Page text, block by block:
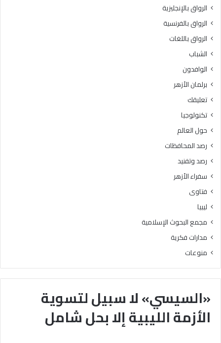
«السيسي» لا سبيل لتسوية
الأزمة الليبية إلا بحل شامل
الرواق بالإنجليزية
الرواق بالفرنسية
الرواق باللغات
الشباب
الوافدون
برلمان الأزهر
تعليقك
تكنولوجيا
حول العالم
رصد المحافظات
رصد وتفنيد
سفراء الأزهر
فتاوى
ليبيا
مجمع البحوث الإسلامية
مدارات فكرية
منوعات